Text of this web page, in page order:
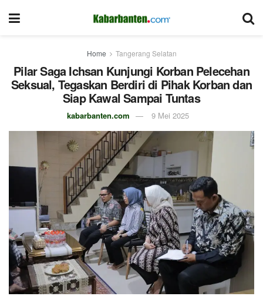
Home Tangerang Selatan
Pilar Saga Ichsan Kunjungi Korban Pelecehan
Seksual, Tegaskan Berdiri di Pihak Korban dan
Siap Kawal Sampai Tuntas
kabarbanten.com 9 Mei 2025